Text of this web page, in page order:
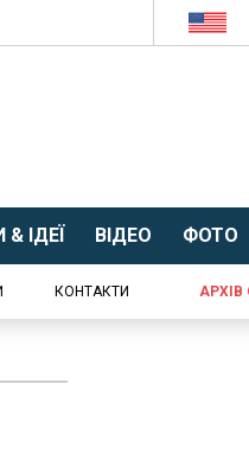
ІДЕЇ ВІДЕО ФОТО
КОНТАКТИ АРХІВ